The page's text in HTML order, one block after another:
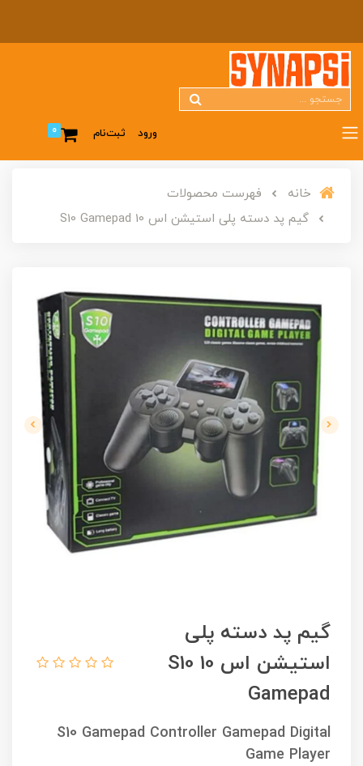
ورود ثبت‌نام 0
خانه
فهرست محصولات
گیم پد دسته پلی استیشن اس 10 S10 Gamepad
گیم پد دسته پلی
استیشن اس 10 S10
Gamepad
S10 Gamepad Controller Gamepad Digital
Game Player